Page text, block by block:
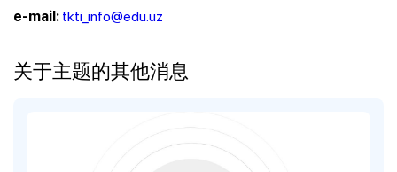
e-mail: tkti_info@edu.uz
关于主题的其他消息